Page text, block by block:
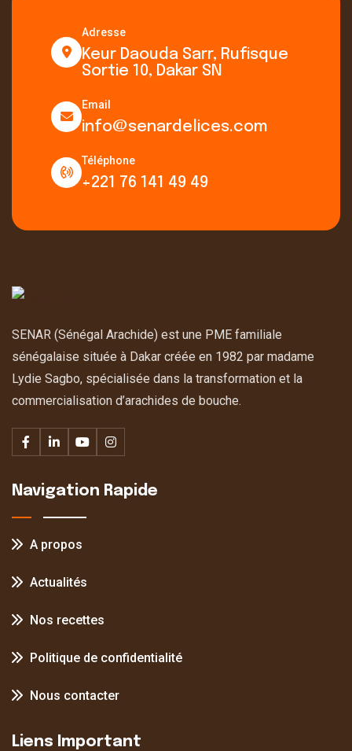
Adresse
Keur Daouda Sarr, Rufisque
Sortie 10, Dakar SN
Email
info@senardelices.com
Téléphone
+221 76 141 49 49
SENAR (Sénégal Arachide) est une PME familiale
sénégalaise située à Dakar créée en 1982 par madame
Lydie Sagbo, spécialisée dans la transformation et la
commercialisation d’arachides de bouche.
Navigation Rapide
A propos
Actualités
Nos recettes
Politique de confidentialité
Nous contacter
Liens Important